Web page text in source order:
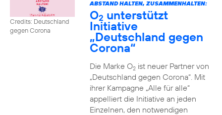
Credits: Deutschland
gegen Corona
ABSTAND HALTEN, ZUSAMMENHALTEN:
O2 unterstützt
Initiative
„Deutschland gegen
Corona“
Die Marke O2ist neuer Partner von
„Deutschland gegen Corona“. Mit
ihrer Kampagne „Alle für alle“
appelliert die Initiative an jeden
Einzelnen, den notwendigen